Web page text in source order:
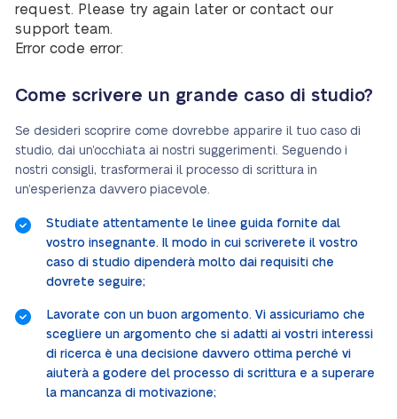
request. Please try again later or contact our
support team.
Error code error:
Come scrivere un grande caso di studio?
Se desideri scoprire come dovrebbe apparire il tuo caso di
studio, dai un’occhiata ai nostri suggerimenti. Seguendo i
nostri consigli, trasformerai il processo di scrittura in
un’esperienza davvero piacevole.
Studiate attentamente le linee guida fornite dal
vostro insegnante. Il modo in cui scriverete il vostro
caso di studio dipenderà molto dai requisiti che
dovrete seguire;
Lavorate con un buon argomento. Vi assicuriamo che
scegliere un argomento che si adatti ai vostri interessi
di ricerca è una decisione davvero ottima perché vi
aiuterà a godere del processo di scrittura e a superare
la mancanza di motivazione;